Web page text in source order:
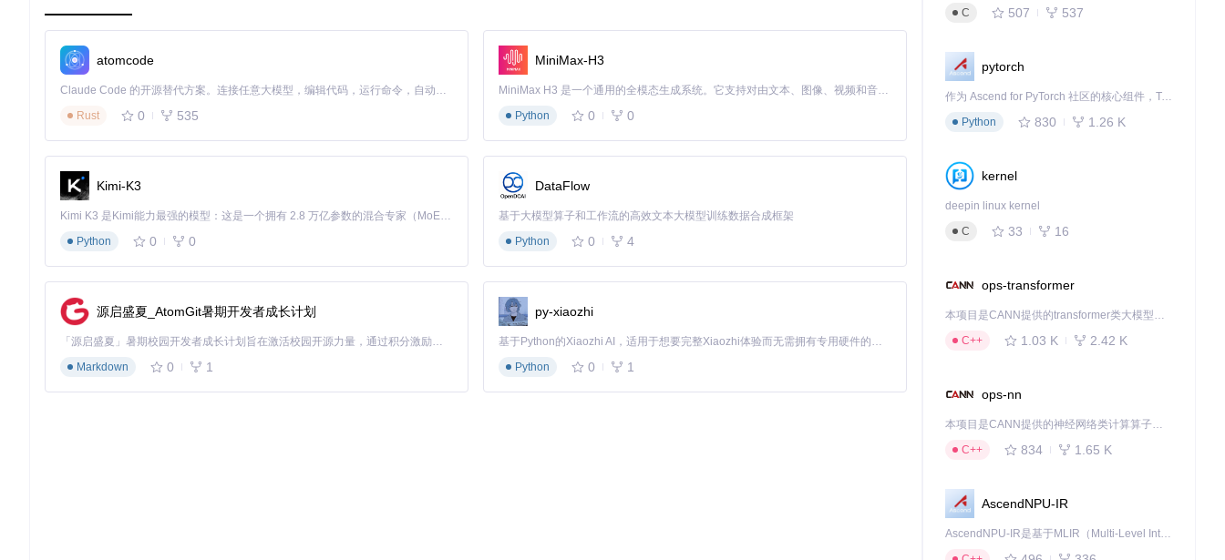
从指定仓库克隆项目文件：
git clone
⚠️ 风险提示：确保网络稳定，克隆中断可能导致文件损坏，建议使用--depth 1 参数减少下载量
选择压缩包完成安装 ⚠️ 风险提示：安装未知来源插件需在Kodi设置中开启「未知来源」选项，安装后建议关闭
第三步：个性化配置
下载路径自定义（建议设置为媒体库同目录）
开启「自动匹配」功能，实现播放时无缝加载
优化策略：五大技巧提升使用体验 ⚙️
检索精准度优化
atomcode
Claude Code 的开源替代方案。连接任意大模型，编辑代码，运行命令，自动验证 — 全自动执行。用 Rust 构建，极致性能。 ｜ An open-source alternative to Claude Code. Connect any LLM, edit code, run commands, and verify changes — autonomously. Built in Rust for speed. Get Started
Rust
0 535
MiniMax-H3
MiniMax H3 是一个通用的全模态生成系统。它支持对由文本、图像、视频和音频组成的多模态上下文进行统一理解，并能生成分辨率高达 2K、时长可达 15 秒的带原生立体声音频的视频。得益于面向任务泛化的系统设计，H3 在预训练阶段就已具备广泛的多模态上下文理解与生成能力，能够出色地执行复杂的多模态指令。
Python
0 0
Kimi-K3
Kimi K3 是Kimi能力最强的模型：这是一个拥有 2.8 万亿参数的混合专家（MoE）模型，具备原生视觉理解能力，并支持 100 万 token 的上下文窗口。
Python
0 0
DataFlow
基于大模型算子和工作流的高效文本大模型训练数据合成框架
Python
0 4
源启盛夏_AtomGit暑期开发者成长计划
「源启盛夏」暑期校园开发者成长计划旨在激活校园开源力量，通过积分激励、认证扶持、资源倾斜等形式，引导高校组织和开发者完成「入驻 — 建项目 — 做贡献 — 获认证 — 得资源」的完整闭环。无论你是想带领社团入驻平台的组织者，还是希望用代码贡献证明自己的开发者，都能在这里找到属于你的成长路径。
Markdown
0 1
py-xiaozhi
基于Python的Xiaozhi AI，适用于想要完整Xiaozhi体验而无需拥有专用硬件的用户。
Python
0 1
C
507 537
pytorch
作为 Ascend for PyTorch 社区的核心组件，TorchNPU 是昇腾专为 PyTorch 打造的深度学习适配插件，使 PyTorch 框架能够直接调用昇腾 NPU，为开发者提供昇腾 AI 处理器的超强算力。
Python
830 1.26 K
kernel
deepin linux kernel
C
33 16
ops-transformer
本项目是CANN提供的transformer类大模型算子库，实现网络在NPU上加速计算。
C++
1.03 K 2.42 K
ops-nn
本项目是CANN提供的神经网络类计算算子库，实现网络在NPU上加速计算。
C++
834 1.65 K
AscendNPU-IR
AscendNPU-IR是基于MLIR（Multi-Level Intermediate Representation）构建的，面向昇腾亲和算子编译时使用的中间表示，提供昇腾完备表达能力，通过编译优化提升昇腾AI处理器计算效率，支持通过生态框架使能昇腾AI处理器与深度调优